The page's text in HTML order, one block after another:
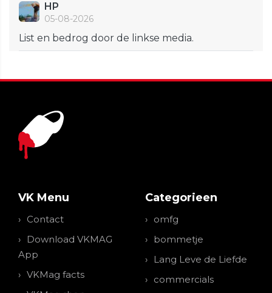
HP
05-08-2026
List en bedrog door de linkse media.
VK Menu
Contact
Download VKMAG
App
VKMag facts
Categorieen
omfg
bommetje
Lang Leve de Liefde
commercials